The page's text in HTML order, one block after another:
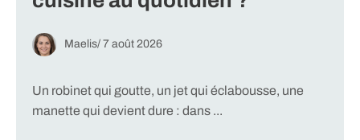
Maelis/ 7 août 2026
Un robinet qui goutte, un jet qui éclabousse, une
manette qui devient dure : dans ...